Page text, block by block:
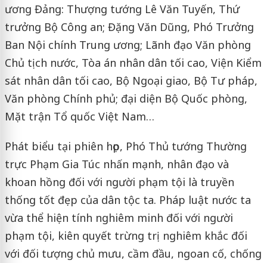
ương Đảng: Thượng tướng Lê Văn Tuyến, Thứ
trưởng Bộ Công an; Đặng Văn Dũng, Phó Trưởng
Ban Nội chính Trung ương; Lãnh đạo Văn phòng
Chủ tịch nước, Tòa án nhân dân tối cao, Viện Kiểm
sát nhân dân tối cao, Bộ Ngoại giao, Bộ Tư pháp,
Văn phòng Chính phủ; đại diện Bộ Quốc phòng,
Mặt trận Tổ quốc Việt Nam…
Phát biểu tại phiên họp, Phó Thủ tướng Thường
trực Phạm Gia Túc nhấn mạnh, nhân đạo và
khoan hồng đối với người phạm tội là truyền
thống tốt đẹp của dân tộc ta. Pháp luật nước ta
vừa thể hiện tính nghiêm minh đối với người
phạm tội, kiên quyết trừng trị nghiêm khắc đối
với đối tượng chủ mưu, cầm đầu, ngoan cố, chống